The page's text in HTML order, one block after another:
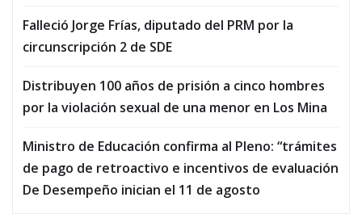
Falleció Jorge Frías, diputado del PRM por la
circunscripción 2 de SDE
Distribuyen 100 años de prisión a cinco hombres
por la violación sexual de una menor en Los Mina
Ministro de Educación confirma al Pleno: “trámites
de pago de retroactivo e incentivos de evaluación
De Desempeño inician el 11 de agosto